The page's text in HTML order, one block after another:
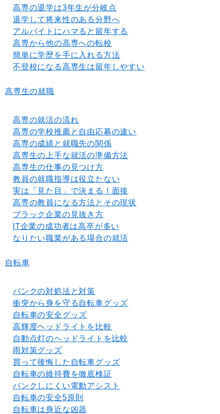
高専の退学は3年生が分岐点
退学して将来性のある分野へ
アルバイトにハマると留年する
高専から他の高専への転校
簡単に学歴を手に入れる方法
不登校になる高専生は留年しやすい
高専生の就職
高専の就活の流れ
高専の学校推薦と自由応募の違い
高専の成績と就職先の関係
高専生の上手な就活の準備方法
高専生の仕事の見つけ方
教員の就職指導は役立たない
実は「見た目」で決まる！面接
高専の教員になる方法とその現状
ブラック企業の見抜き方
IT企業の成功者は高卒が多い
なりたい職業がある場合の就活
自転車
パンクの対処法と対策
衝突から身を守る自転車グッズ
自転車の安全グッズ
高輝度ヘッドライトを比較
自動点灯のヘッドライトを比較
雨対策グッズ
買って後悔した自転車グッズ
自転車の維持費を徹底検証
パンクしにくい電動アシスト
自転車の安全5原則
自転車は身近な凶器